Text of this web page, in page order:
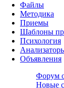
Файлы
Методика
Приемы
Шаблоны
Психология
Объявления
Форум
Новые